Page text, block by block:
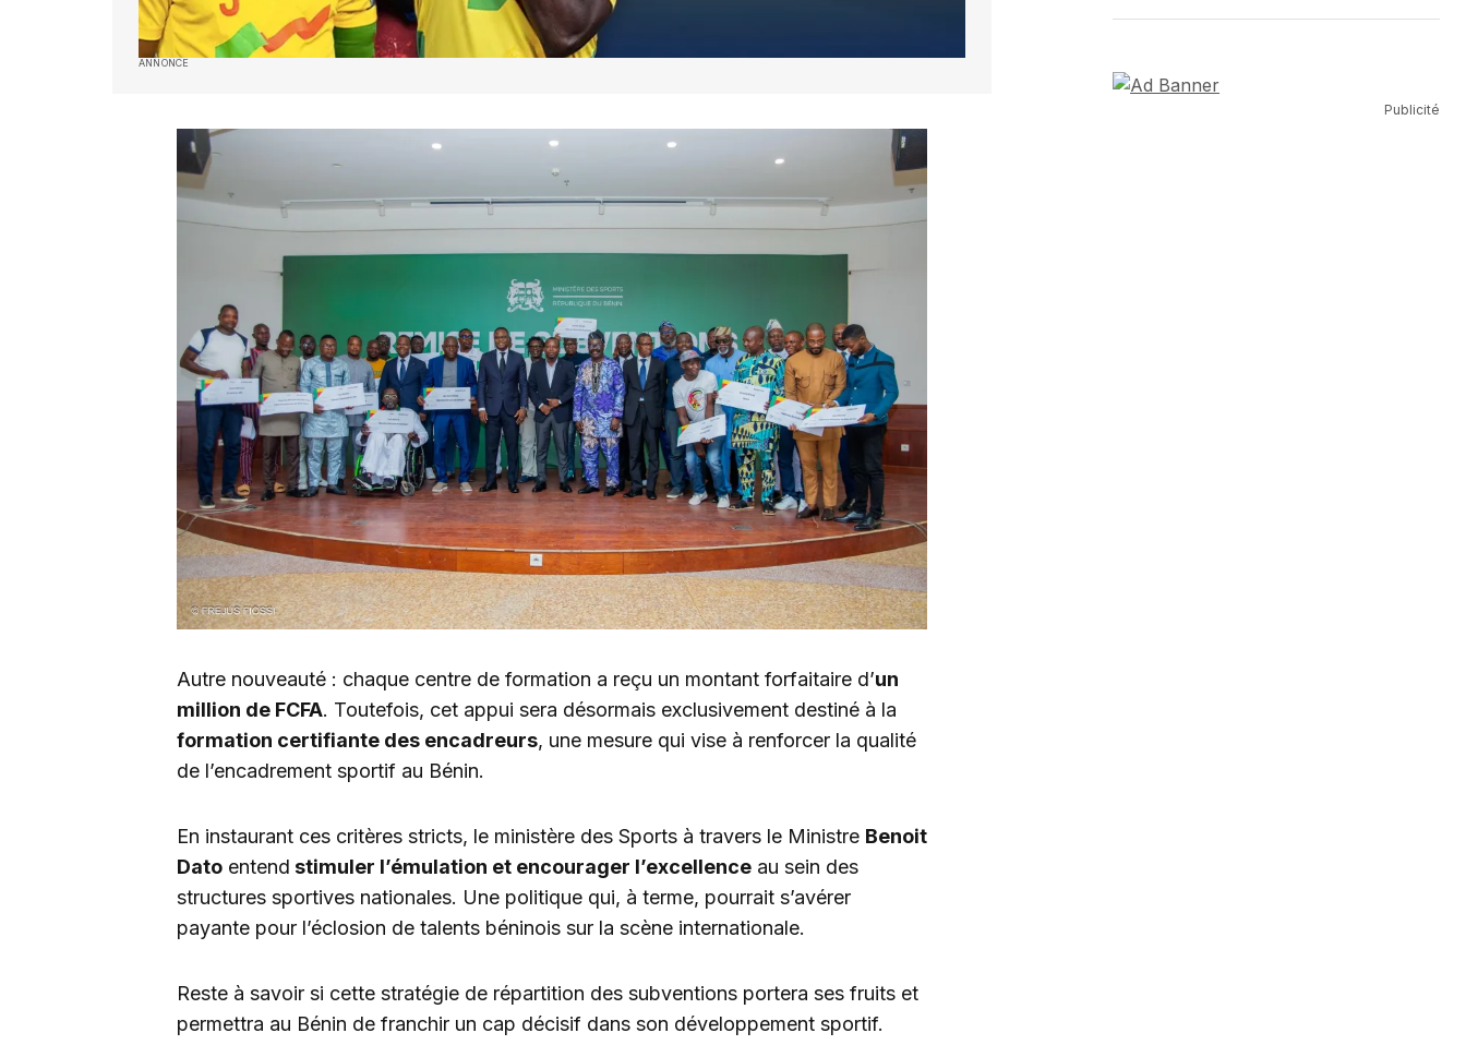
ANNONCE
Autre nouveauté : chaque centre de formation a reçu un montant forfaitaire d’un
million de FCFA. Toutefois, cet appui sera désormais exclusivement destiné à la
formation certifiante des encadreurs, une mesure qui vise à renforcer la qualité
de l’encadrement sportif au Bénin.
En instaurant ces critères stricts, le ministère des Sports à travers le Ministre Benoit
Dato entend stimuler l’émulation et encourager l’excellence au sein des
structures sportives nationales. Une politique qui, à terme, pourrait s’avérer
payante pour l’éclosion de talents béninois sur la scène internationale.
Reste à savoir si cette stratégie de répartition des subventions portera ses fruits et
permettra au Bénin de franchir un cap décisif dans son développement sportif.
Publicité